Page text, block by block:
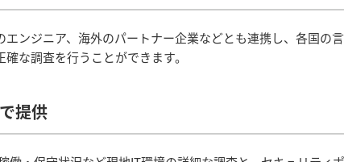
ンジニア、海外のパートナー企業などとも連携し、各国の
な調査を行うことができます。
提供